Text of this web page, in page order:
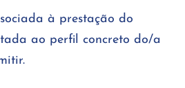
à prestação do
ao perfil concreto do/a